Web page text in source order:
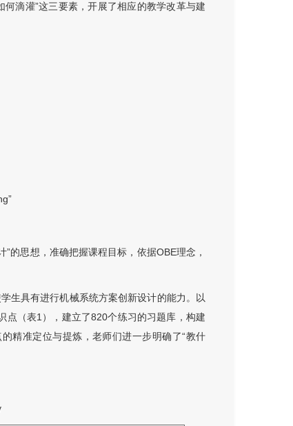
何滴灌”这三要素，开展了相应的教学改革与建
的思想，准确把握课程目标，依据OBE理念，
生具有进行机械系统方案创新设计的能力。以
点（表1），建立了820个练习的习题库，构建
精准定位与提炼，老师们进一步明确了“教什